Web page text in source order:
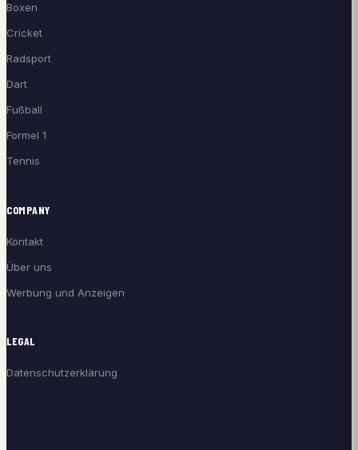
Boxen
Cricket
Radsport
Dart
Fußball
Formel 1
Tennis
COMPANY
Kontakt
Über uns
Werbung und Anzeigen
LEGAL
Datenschutzerklärung